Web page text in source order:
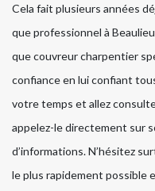
Cela fait plusieurs années
que professionnel à
que couvreur charpentier
confiance en lui confiant
votre temps et allez
appelez-le directement sur
d’informations. N’hésitez
le plus rapidement possible